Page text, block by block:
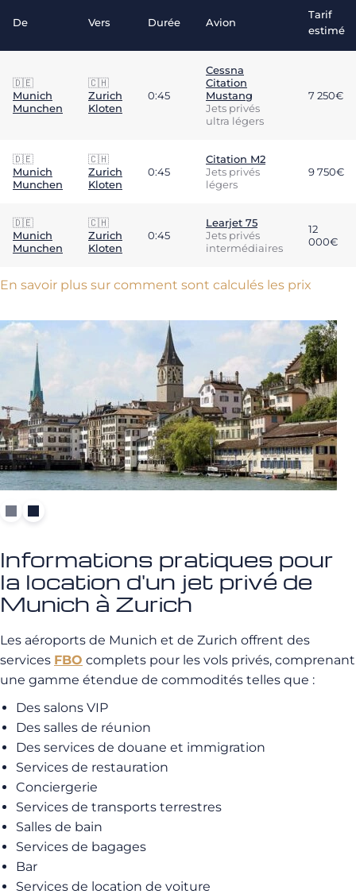
De Vers Durée Avion
Tarif
estimé
🇩🇪
Munich
Munchen
🇨🇭
Zurich
Kloten
0:45
Cessna
Citation
Mustang
Jets privés
ultra légers
7 250€
🇩🇪
Munich
Munchen
🇨🇭
Zurich
Kloten
0:45
Citation M2
Jets privés
légers
9 750€
🇩🇪
Munich
Munchen
🇨🇭
Zurich
Kloten
0:45
Learjet 75
Jets privés
intermédiaires
12
000€
En savoir plus sur comment sont calculés les prix
Informations pratiques pour
la location d'un jet privé de
Munich à Zurich
Les aéroports de Munich et de Zurich offrent des
services FBO complets pour les vols privés, comprenant
une gamme étendue de commodités telles que :
Des salons VIP
Des salles de réunion
Des services de douane et immigration
Services de restauration
Conciergerie
Services de transports terrestres
Salles de bain
Services de bagages
Bar
Services de location de voiture